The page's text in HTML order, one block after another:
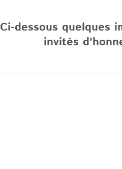
Ci-dessous quelques
invités